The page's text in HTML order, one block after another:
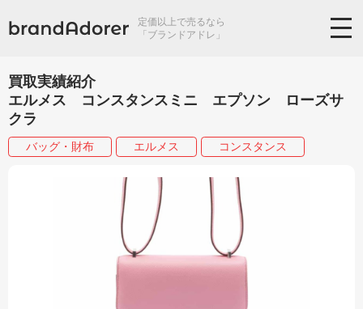
定価以上で売るなら
「ブランドアドレ」
買取実績紹介
エルメス コンスタンスミニ エプソン ローズサ
クラ
バッグ・財布 エルメス コンスタンス